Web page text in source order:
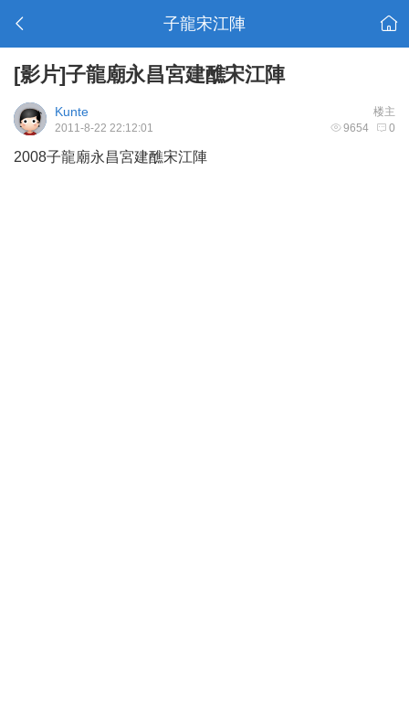
子龍宋江陣
[影片]子龍廟永昌宮建醮宋江陣
楼主
Kunte
9654 0
2011-8-22 22:12:01
2008子龍廟永昌宮建醮宋江陣